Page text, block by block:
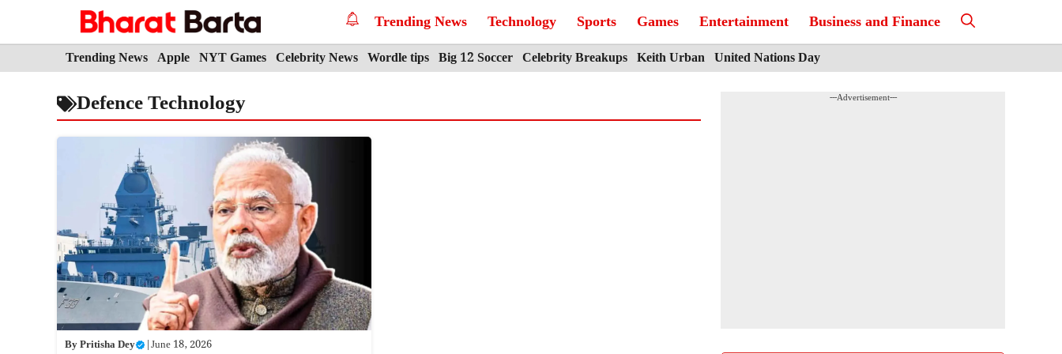
Trending News Technology Sports Games Entertainment Business and Finance
Trending News Apple NYT Games Celebrity News Wordle tips Big 12 Soccer Celebrity Breakups Keith Urban United Nations Day
Defence Technology
ByPritisha Dey |June 18, 2026
---Advertisement---